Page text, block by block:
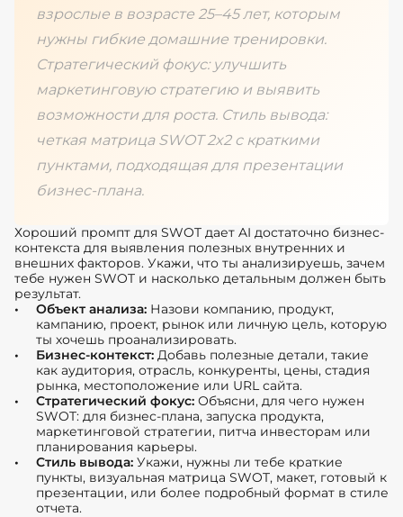
взрослые в возрасте 25–45 лет, которым
нужны гибкие домашние тренировки.
Стратегический фокус: улучшить
маркетинговую стратегию и выявить
возможности для роста. Стиль вывода:
четкая матрица SWOT 2x2 с краткими
пунктами, подходящая для презентации
бизнес-плана.
Хороший промпт для SWOT дает AI достаточно бизнес-
контекста для выявления полезных внутренних и
внешних факторов. Укажи, что ты анализируешь, зачем
тебе нужен SWOT и насколько детальным должен быть
результат.
Объект анализа: Назови компанию, продукт,
кампанию, проект, рынок или личную цель, которую
ты хочешь проанализировать.
Бизнес-контекст: Добавь полезные детали, такие
как аудитория, отрасль, конкуренты, цены, стадия
рынка, местоположение или URL сайта.
Стратегический фокус: Объясни, для чего нужен
SWOT: для бизнес-плана, запуска продукта,
маркетинговой стратегии, питча инвесторам или
планирования карьеры.
Стиль вывода: Укажи, нужны ли тебе краткие
пункты, визуальная матрица SWOT, макет, готовый к
презентации, или более подробный формат в стиле
отчета.